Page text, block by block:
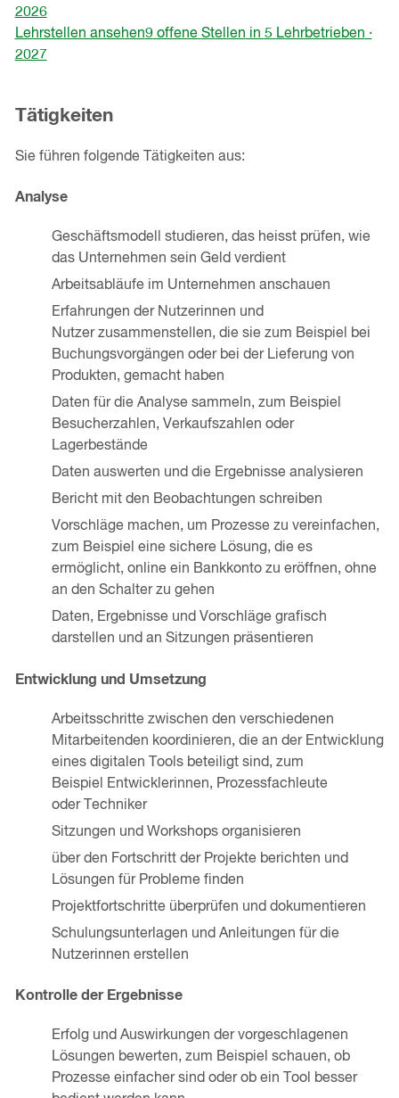
2026
Lehrstellen ansehen9offene Stellen in 5 Lehrbetrieben ·
2027
Tätigkeiten
Sie führen folgende Tätigkeiten aus:
Analyse
Geschäftsmodell studieren, das heisst prüfen, wie
das Unternehmen sein Geld verdient
Arbeitsabläufe im Unternehmen anschauen
Erfahrungen der Nutzerinnen und
Nutzer zusammenstellen, die sie zum Beispiel bei
Buchungsvorgängen oder bei der Lieferung von
Produkten, gemacht haben
Daten für die Analyse sammeln, zum Beispiel
Besucherzahlen, Verkaufszahlen oder
Lagerbestände
Daten auswerten und die Ergebnisse analysieren
Bericht mit den Beobachtungen schreiben
Vorschläge machen, um Prozesse zu vereinfachen,
zum Beispiel eine sichere Lösung, die es
ermöglicht, online ein Bankkonto zu eröffnen, ohne
an den Schalter zu gehen
Daten, Ergebnisse und Vorschläge grafisch
darstellen und an Sitzungen präsentieren
Entwicklung und Umsetzung
Arbeitsschritte zwischen den verschiedenen
Mitarbeitenden koordinieren, die an der Entwicklung
eines digitalen Tools beteiligt sind, zum
Beispiel Entwicklerinnen, Prozessfachleute
oder Techniker
Sitzungen und Workshops organisieren
über den Fortschritt der Projekte berichten und
Lösungen für Probleme finden
Projektfortschritte überprüfen und dokumentieren
Schulungsunterlagen und Anleitungen für die
Nutzerinnen erstellen
Kontrolle der Ergebnisse
Erfolg und Auswirkungen der vorgeschlagenen
Lösungen bewerten, zum Beispiel schauen, ob
Prozesse einfacher sind oder ob ein Tool besser